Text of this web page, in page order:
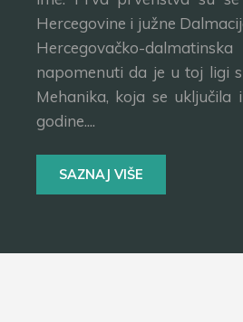
Hercegovine i južne
Hercegovačko-
napomenuti da je u toj ligi
Mehanika, koja se
godine....
SAZNAJ VIŠE